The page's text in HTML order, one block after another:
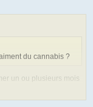
du cannabis ?
un ou plusieurs mois